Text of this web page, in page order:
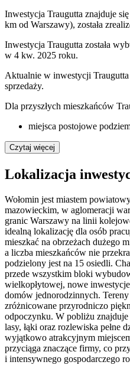
Inwestycja Traugutta znajduje
km od Warszawy), została
Inwestycja Traugutta została
w 4 kw. 2025 roku.
Aktualnie w inwestycji Traugutta
sprzedaży.
Dla przyszłych mieszkańców
miejsca postojowe
Czytaj więcej
Lokalizacja
Wołomin jest miastem
mazowieckim, w aglomeracji
granic Warszawy na linii
idealną lokalizację dla osób
mieszkać na obrzeżach dużego
a liczba mieszkańców nie
podzielony jest na 15 osiedli.
przede wszystkim bloki
wielkopłytowej, nowe
domów jednorodzinnych.
zróżnicowane przyrodniczo
odpoczynku. W pobliżu
lasy, łąki oraz rozlewiska pełne
wyjątkowo atrakcyjnym
przyciąga znaczące firmy, co
i intensywnego gospodarczego